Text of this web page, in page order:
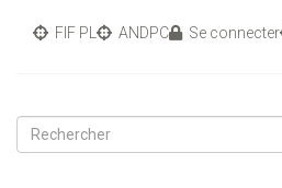
FIF PL ANDPC Se connecter